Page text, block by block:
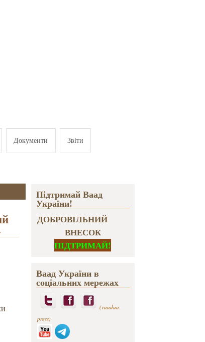
Документи Звіти
Підтримай Ваад
України!
ДОБРОВІЛЬНИЙ
ВНЕСОК
ПІДТРИМАЙ!
Ваад України в
соціальних мережах
(vaadua
press)